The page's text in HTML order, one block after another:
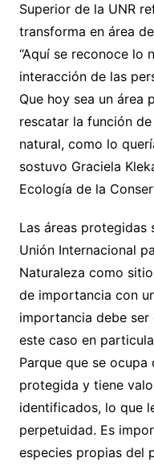
Superior de la UNR
transforma en área
“Aquí se reconoce lo
interacción de las
Que hoy sea un área
rescatar la función
natural, como lo
sostuvo Graciela
Ecología de la
Las áreas protegidas
Unión Internacional
Naturaleza como
de importancia con
importancia debe
este caso en
Parque que se
protegida y tiene
identificados, lo que
perpetuidad. Es
especies propias del